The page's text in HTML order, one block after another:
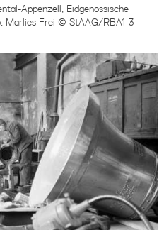
Appenzell, Eidgenössische
Marlies Frei © StAAG/RBA1-3-